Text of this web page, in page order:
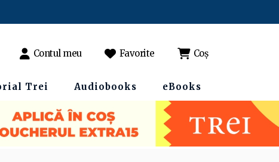
Contul meu Favorite Coș
Trei Audiobooks eBooks